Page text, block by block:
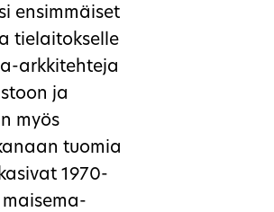
ensimmäiset
tielaitokselle
arkkitehteja
ja
myös
tuomia
1970-